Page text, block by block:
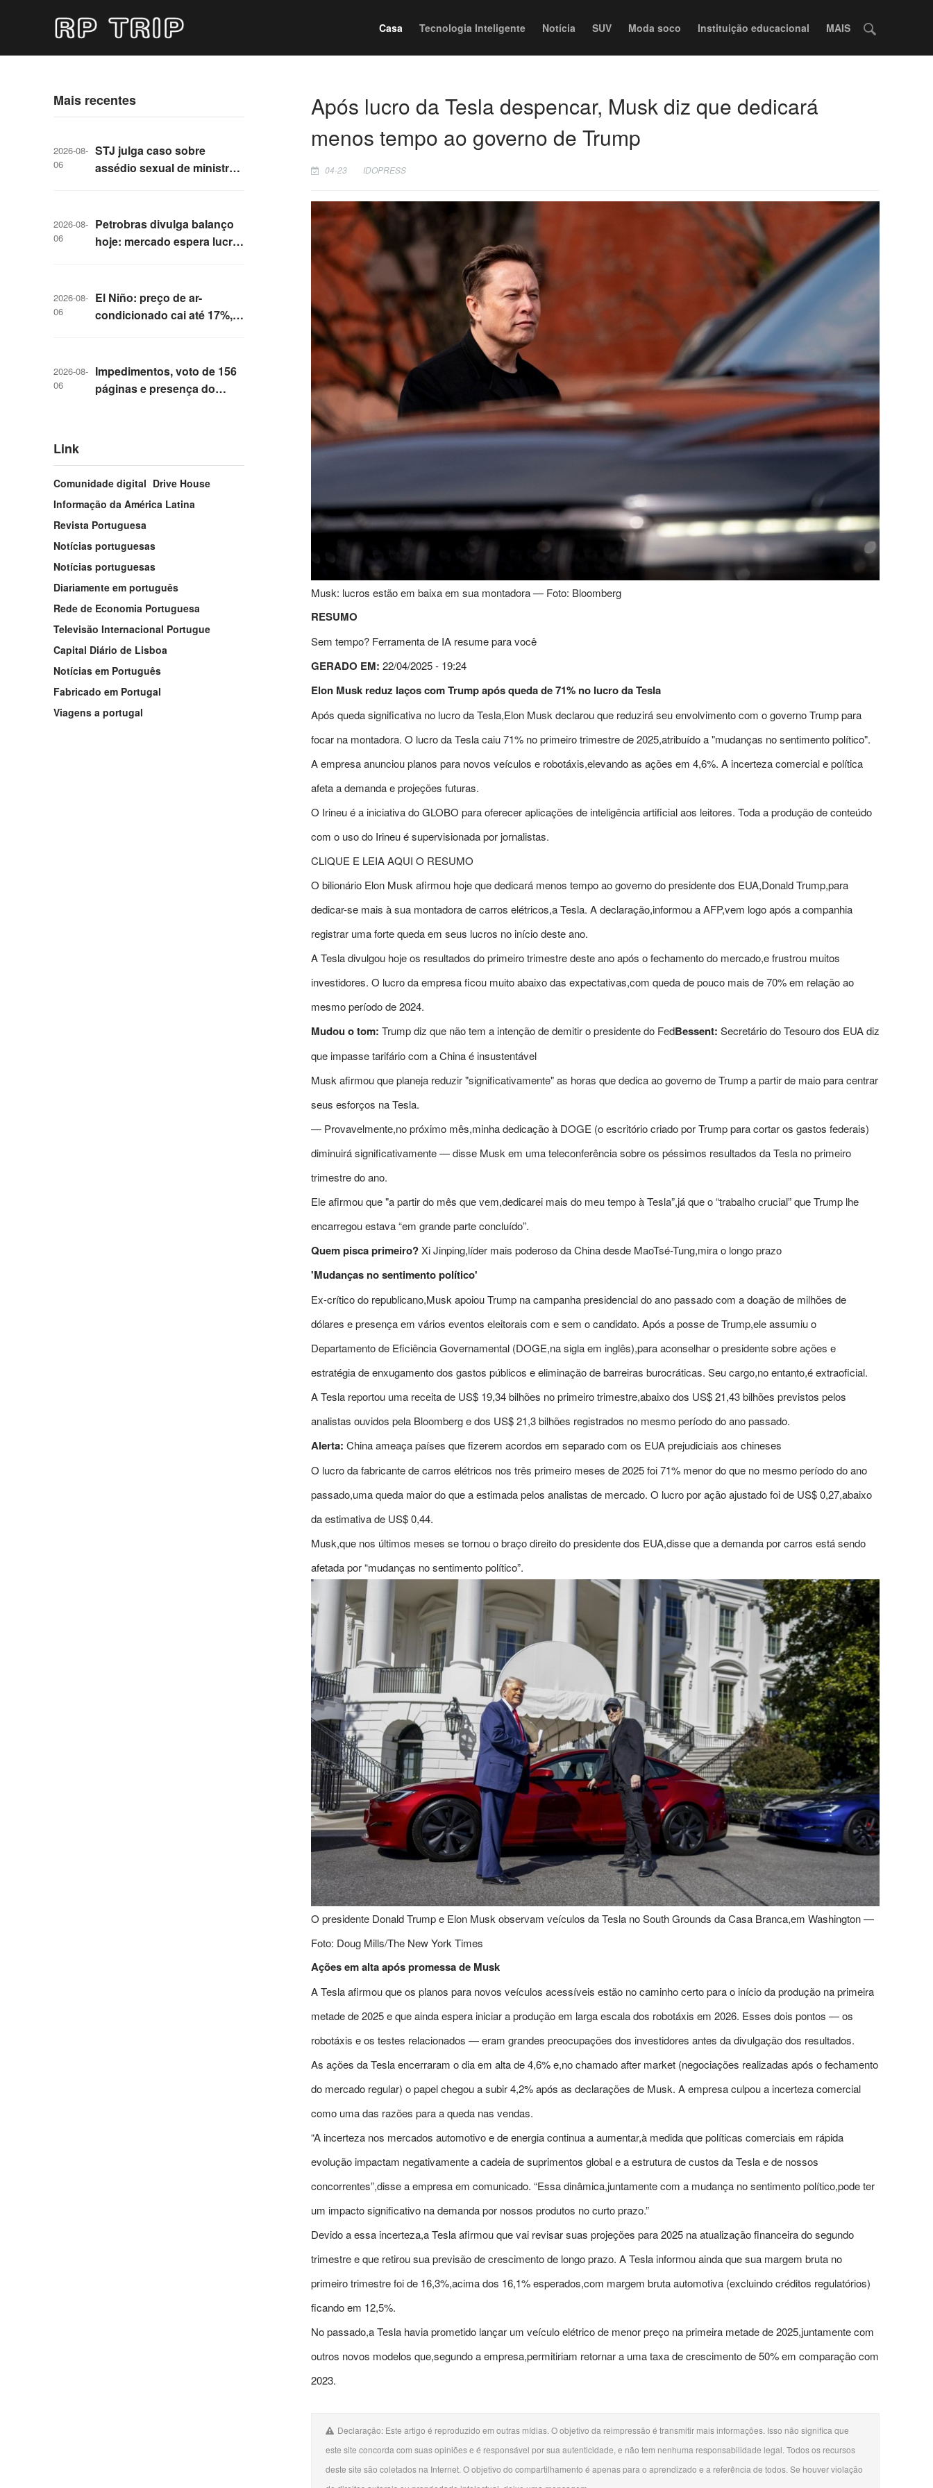
Casa Tecnologia Inteligente Notícia SUV Moda soco Instituição educacional MAIS
Mais recentes
2026-08-
06
STJ julga caso sobre
assédio sexual de ministro
2026-08-
06
Petrobras divulga balanço
hoje: mercado espera lucro
petróleo
2026-08-
06
El Niño: preço de ar-
condicionado cai até 17%,
2026-08-
06
Impedimentos, voto de 156
páginas e presença do
Link
Comunidade digital Drive House
Informação da América Latina
Revista Portuguesa
Notícias portuguesas
Notícias portuguesas
Diariamente em português
Rede de Economia Portuguesa
Televisão Internacional Portugue
Capital Diário de Lisboa
Notícias em Português
Fabricado em Portugal
Viagens a portugal
Após lucro da Tesla despencar, Musk diz que dedicará
menos tempo ao governo de Trump
04-23 IDOPRESS
Musk: lucros estão em baixa em sua montadora — Foto: Bloomberg
RESUMO
Sem tempo? Ferramenta de IA resume para você
GERADO EM: 22/04/2025 - 19:24
Elon Musk reduz laços com Trump após queda de 71% no lucro da Tesla
Após queda significativa no lucro da Tesla,Elon Musk declarou que reduzirá seu envolvimento com o governo Trump para
focar na montadora. O lucro da Tesla caiu 71% no primeiro trimestre de 2025,atribuído a "mudanças no sentimento político".
A empresa anunciou planos para novos veículos e robotáxis,elevando as ações em 4,6%. A incerteza comercial e política
afeta a demanda e projeções futuras.
O Irineu é a iniciativa do GLOBO para oferecer aplicações de inteligência artificial aos leitores. Toda a produção de conteúdo
com o uso do Irineu é supervisionada por jornalistas.
CLIQUE E LEIA AQUI O RESUMO
O bilionário Elon Musk afirmou hoje que dedicará menos tempo ao governo do presidente dos EUA,Donald Trump,para
dedicar-se mais à sua montadora de carros elétricos,a Tesla. A declaração,informou a AFP,vem logo após a companhia
registrar uma forte queda em seus lucros no início deste ano.
A Tesla divulgou hoje os resultados do primeiro trimestre deste ano após o fechamento do mercado,e frustrou muitos
investidores. O lucro da empresa ficou muito abaixo das expectativas,com queda de pouco mais de 70% em relação ao
mesmo período de 2024.
Mudou o tom: Trump diz que não tem a intenção de demitir o presidente do FedBessent: Secretário do Tesouro dos EUA diz
que impasse tarifário com a China é insustentável
Musk afirmou que planeja reduzir "significativamente" as horas que dedica ao governo de Trump a partir de maio para centrar
seus esforços na Tesla.
— Provavelmente,no próximo mês,minha dedicação à DOGE (o escritório criado por Trump para cortar os gastos federais)
diminuirá significativamente — disse Musk em uma teleconferência sobre os péssimos resultados da Tesla no primeiro
trimestre do ano.
Ele afirmou que "a partir do mês que vem,dedicarei mais do meu tempo à Tesla”,já que o “trabalho crucial” que Trump lhe
encarregou estava “em grande parte concluído”.
Quem pisca primeiro?Xi Jinping,líder mais poderoso da China desde MaoTsé-Tung,mira o longo prazo
'Mudanças no sentimento político'
Ex-crítico do republicano,Musk apoiou Trump na campanha presidencial do ano passado com a doação de milhões de
dólares e presença em vários eventos eleitorais com e sem o candidato. Após a posse de Trump,ele assumiu o
Departamento de Eficiência Governamental (DOGE,na sigla em inglês),para aconselhar o presidente sobre ações e
estratégia de enxugamento dos gastos públicos e eliminação de barreiras burocráticas. Seu cargo,no entanto,é extraoficial.
A Tesla reportou uma receita de US$ 19,34 bilhões no primeiro trimestre,abaixo dos US$ 21,43 bilhões previstos pelos
analistas ouvidos pela Bloomberg e dos US$ 21,3 bilhões registrados no mesmo período do ano passado.
Alerta: China ameaça países que fizerem acordos em separado com os EUA prejudiciais aos chineses
O lucro da fabricante de carros elétricos nos três primeiro meses de 2025 foi 71% menor do que no mesmo período do ano
passado,uma queda maior do que a estimada pelos analistas de mercado. O lucro por ação ajustado foi de US$ 0,27,abaixo
da estimativa de US$ 0,44.
Musk,que nos últimos meses se tornou o braço direito do presidente dos EUA,disse que a demanda por carros está sendo
afetada por “mudanças no sentimento político”.
O presidente Donald Trump e Elon Musk observam veículos da Tesla no South Grounds da Casa Branca,em Washington —
Foto: Doug Mills/The New York Times
Ações em alta após promessa de Musk
A Tesla afirmou que os planos para novos veículos acessíveis estão no caminho certo para o início da produção na primeira
metade de 2025 e que ainda espera iniciar a produção em larga escala dos robotáxis em 2026. Esses dois pontos — os
robotáxis e os testes relacionados — eram grandes preocupações dos investidores antes da divulgação dos resultados.
As ações da Tesla encerraram o dia em alta de 4,6% e,no chamado after market (negociações realizadas após o fechamento
do mercado regular) o papel chegou a subir 4,2% após as declarações de Musk. A empresa culpou a incerteza comercial
como uma das razões para a queda nas vendas.
“A incerteza nos mercados automotivo e de energia continua a aumentar,à medida que políticas comerciais em rápida
evolução impactam negativamente a cadeia de suprimentos global e a estrutura de custos da Tesla e de nossos
concorrentes”,disse a empresa em comunicado. “Essa dinâmica,juntamente com a mudança no sentimento político,pode ter
um impacto significativo na demanda por nossos produtos no curto prazo.”
Devido a essa incerteza,a Tesla afirmou que vai revisar suas projeções para 2025 na atualização financeira do segundo
trimestre e que retirou sua previsão de crescimento de longo prazo. A Tesla informou ainda que sua margem bruta no
primeiro trimestre foi de 16,3%,acima dos 16,1% esperados,com margem bruta automotiva (excluindo créditos regulatórios)
ficando em 12,5%.
No passado,a Tesla havia prometido lançar um veículo elétrico de menor preço na primeira metade de 2025,juntamente com
outros novos modelos que,segundo a empresa,permitiriam retornar a uma taxa de crescimento de 50% em comparação com
2023.
Declaração: Este artigo é reproduzido em outras mídias. O objetivo da reimpressão é transmitir mais informações. Isso não significa que
este site concorda com suas opiniões e é responsável por sua autenticidade, e não tem nenhuma responsabilidade legal. Todos os recursos
deste site são coletados na Internet. O objetivo do compartilhamento é apenas para o aprendizado e a referência de todos. Se houver violação